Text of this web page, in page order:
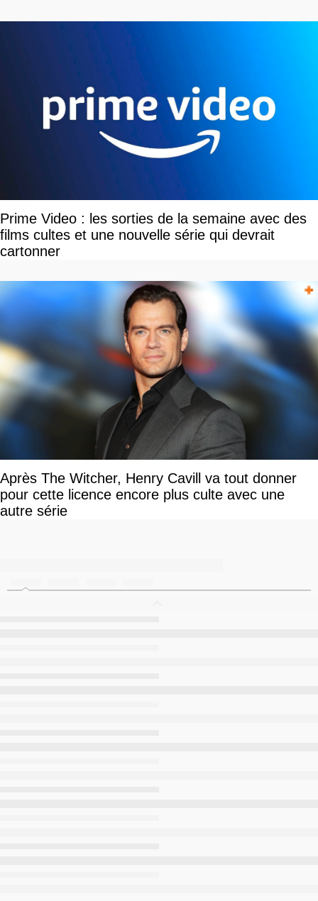
Prime Video : les sorties de la semaine avec des
films cultes et une nouvelle série qui devrait
cartonner
Après The Witcher, Henry Cavill va tout donner
pour cette licence encore plus culte avec une
autre série